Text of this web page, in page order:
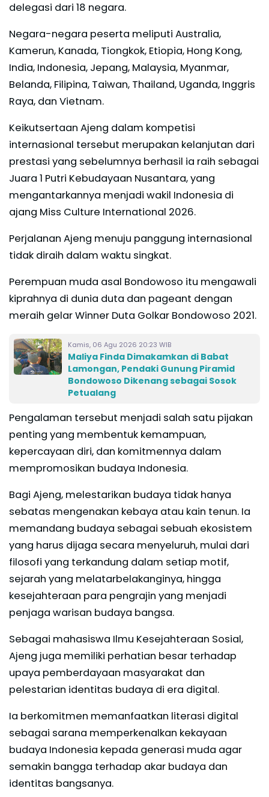
delegasi dari 18 negara.
Negara-negara peserta meliputi Australia,
Kamerun, Kanada, Tiongkok, Etiopia, Hong Kong,
India, Indonesia, Jepang, Malaysia, Myanmar,
Belanda, Filipina, Taiwan, Thailand, Uganda, Inggris
Raya, dan Vietnam.
Keikutsertaan Ajeng dalam kompetisi
internasional tersebut merupakan kelanjutan dari
prestasi yang sebelumnya berhasil ia raih sebagai
Juara 1 Putri Kebudayaan Nusantara, yang
mengantarkannya menjadi wakil Indonesia di
ajang Miss Culture International 2026.
Perjalanan Ajeng menuju panggung internasional
tidak diraih dalam waktu singkat.
Perempuan muda asal Bondowoso itu mengawali
kiprahnya di dunia duta dan pageant dengan
meraih gelar Winner Duta Golkar Bondowoso 2021.
Kamis, 06 Agu 2026 20:23 WIB
Maliya Finda Dimakamkan di Babat
Lamongan, Pendaki Gunung Piramid
Bondowoso Dikenang sebagai Sosok
Petualang
Pengalaman tersebut menjadi salah satu pijakan
penting yang membentuk kemampuan,
kepercayaan diri, dan komitmennya dalam
mempromosikan budaya Indonesia.
Bagi Ajeng, melestarikan budaya tidak hanya
sebatas mengenakan kebaya atau kain tenun. Ia
memandang budaya sebagai sebuah ekosistem
yang harus dijaga secara menyeluruh, mulai dari
filosofi yang terkandung dalam setiap motif,
sejarah yang melatarbelakanginya, hingga
kesejahteraan para pengrajin yang menjadi
penjaga warisan budaya bangsa.
Sebagai mahasiswa Ilmu Kesejahteraan Sosial,
Ajeng juga memiliki perhatian besar terhadap
upaya pemberdayaan masyarakat dan
pelestarian identitas budaya di era digital.
Ia berkomitmen memanfaatkan literasi digital
sebagai sarana memperkenalkan kekayaan
budaya Indonesia kepada generasi muda agar
semakin bangga terhadap akar budaya dan
identitas bangsanya.